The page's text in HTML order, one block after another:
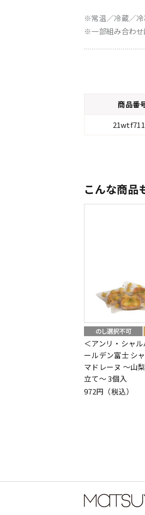
※常温／冷蔵／冷
※一部組み合わせ
商品番
こんな商品
＜アンリ・シャ
ールデン富士 シ
マドレーヌ ～山
立て～ 3個入
972円（税込）